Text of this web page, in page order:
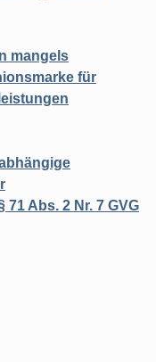
mangels
für
Abs. 2 Nr. 7 GVG